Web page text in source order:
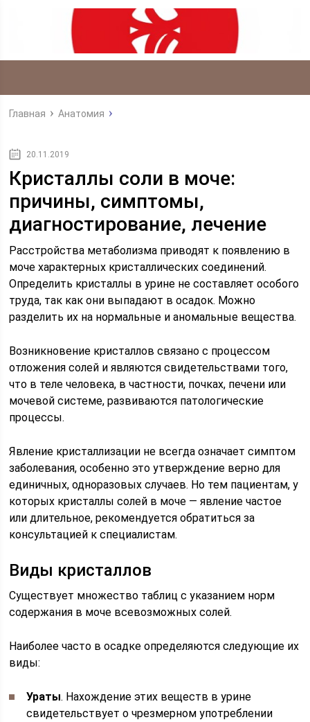
Главная Анатомия
20.11.2019
Кристаллы соли в моче:
причины, симптомы,
диагностирование, лечение
Расстройства метаболизма приводят к появлению в
моче характерных кристаллических соединений.
Определить кристаллы в урине не составляет особого
труда, так как они выпадают в осадок. Можно
разделить их на нормальные и аномальные вещества.
Возникновение кристаллов связано с процессом
отложения солей и являются свидетельствами того,
что в теле человека, в частности, почках, печени или
мочевой системе, развиваются патологические
процессы.
Явление кристаллизации не всегда означает симптом
заболевания, особенно это утверждение верно для
единичных, одноразовых случаев. Но тем пациентам, у
которых кристаллы солей в моче — явление частое
или длительное, рекомендуется обратиться за
консультацией к специалистам.
Виды кристаллов
Существует множество таблиц с указанием норм
содержания в моче всевозможных солей.
Наиболее часто в осадке определяются следующие их
виды:
Ураты. Нахождение этих веществ в урине
свидетельствует о чрезмерном употреблении